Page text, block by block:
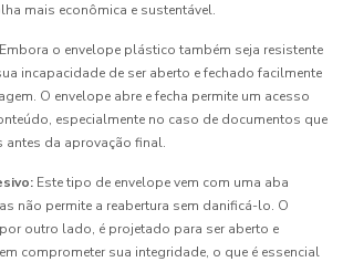
mais econômica e sustentável.
Embora o envelope plástico também seja resistente
incapacidade de ser aberto e fechado facilmente
O envelope abre e fecha permite um acesso
especialmente no caso de documentos que
antes da aprovação final.
Este tipo de envelope vem com uma aba
não permite a reabertura sem danificá-lo. O
outro lado, é projetado para ser aberto e
comprometer sua integridade, o que é essencial